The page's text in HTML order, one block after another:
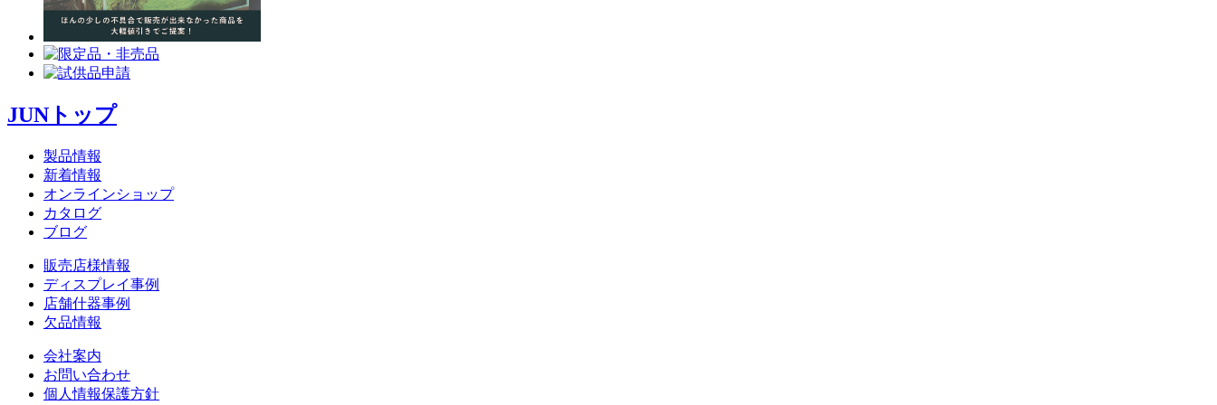
JUNトップ
製品情報
新着情報
オンラインショップ
カタログ
ブログ
販売店様情報
ディスプレイ事例
店舗什器事例
欠品情報
会社案内
お問い合わせ
個人情報保護方針